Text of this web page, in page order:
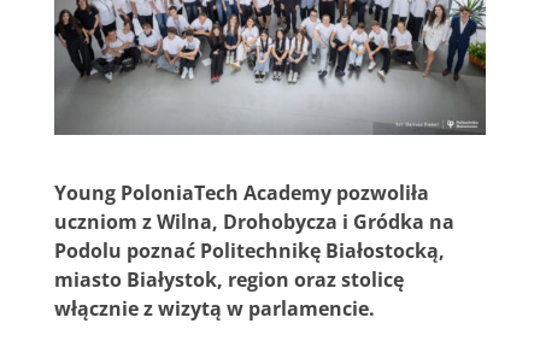
Young PoloniaTech Academy pozwoliła
uczniom z Wilna, Drohobycza i Gródka na
Podolu poznać Politechnikę Białostocką,
miasto Białystok, region oraz stolicę
włącznie z wizytą w parlamencie.